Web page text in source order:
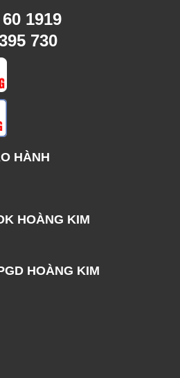
1919
730
HÀNH
HOÀNG KIM
HOÀNG KIM